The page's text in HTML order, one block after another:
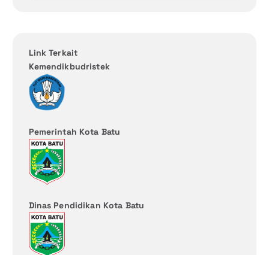
Link Terkait
Kemendikbudristek
Pemerintah Kota Batu
Dinas Pendidikan Kota Batu